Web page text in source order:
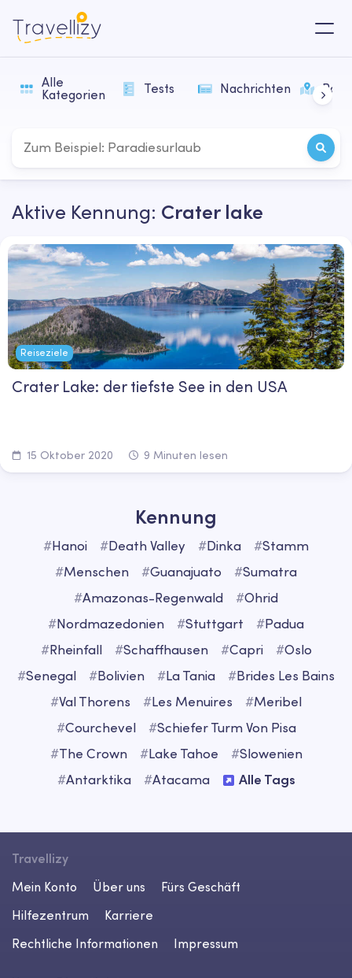
Alle
Kategorien
Tests Nachrichten
Aktive Kennung: Crater lake
Reiseziele
Crater Lake: der tiefste See in den USA
15 Oktober 2020 9 Minuten lesen
Kennung
#Hanoi #Death Valley #Dinka #Stamm
#Menschen #Guanajuato #Sumatra
#Amazonas-Regenwald #Ohrid
#Nordmazedonien #Stuttgart #Padua
#Rheinfall #Schaffhausen #Capri #Oslo
#Senegal #Bolivien #La Tania #Brides Les Bains
#Val Thorens #Les Menuires #Meribel
#Courchevel #Schiefer Turm Von Pisa
#The Crown #Lake Tahoe #Slowenien
#Antarktika #Atacama Alle Tags
Travellizy
Mein Konto
Über uns
Fürs Geschäft
Hilfezentrum
Karriere
Rechtliche Informationen
Impressum